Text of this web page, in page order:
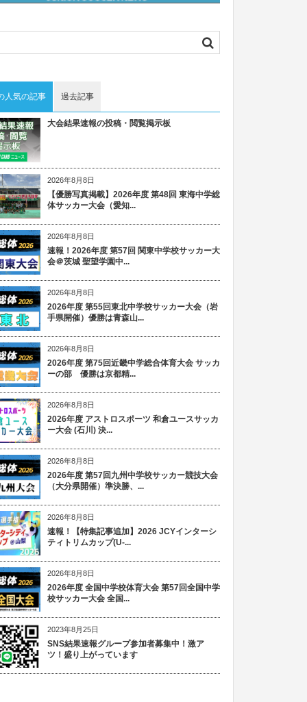
人気の記事 過去記事
大会結果速報の投稿・閲覧掲示板
2026年8月8日
【優勝写真掲載】2026年度 第48回 東海中学総
体サッカー大会（愛知...
2026年8月8日
速報！2026年度 第57回 関東中学校サッカー大
会＠茨城 聖望学園中...
2026年8月8日
2026年度 第55回東北中学校サッカー大会（岩
手県開催）優勝は青森山...
2026年8月8日
2026年度 第75回近畿中学総合体育大会 サッカ
ーの部 優勝は京都精...
2026年8月8日
2026年度 アストロスポーツ 和倉ユースサッカ
ー大会 (石川) 決...
2026年8月8日
2026年度 第57回九州中学校サッカー競技大会
（大分県開催）準決勝、...
2026年8月8日
速報！【特集記事追加】2026 JCYインターシ
ティトリムカップ(U-...
2026年8月8日
2026年度 全国中学校体育大会 第57回全国中学
校サッカー大会 全国...
2023年8月25日
SNS結果速報グループ参加者募集中！激ア
ツ！盛り上がっています